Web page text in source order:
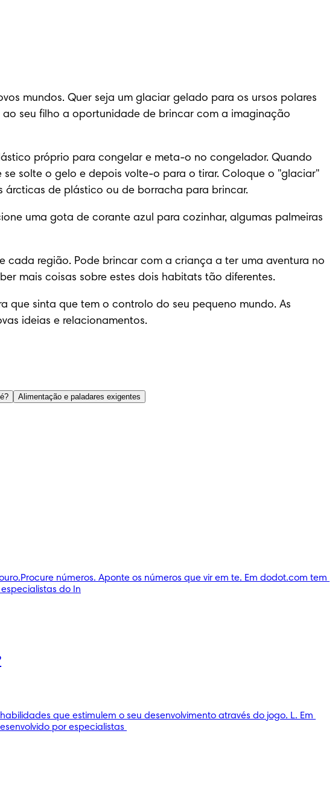
mundos. Quer seja um glaciar gelado para os ursos polares
seu filho a oportunidade de brincar com a imaginação
próprio para congelar e meta-o no congelador. Quando
solte o gelo e depois volte-o para o tirar. Coloque o "glaciar"
árcticas de plástico ou de borracha para brincar.
uma gota de corante azul para cozinhar, algumas palmeiras
cada região. Pode brincar com a criança a ter uma aventura no
mais coisas sobre estes dois habitats tão diferentes.
que sinta que tem o controlo do seu pequeno mundo. As
ideias e relacionamentos.
Alimentação e paladares exigentes
números. Aponte os números que vir em te. Em dodot.com tem
do In
que estimulem o seu desenvolvimento através do jogo. L. Em
por especialistas